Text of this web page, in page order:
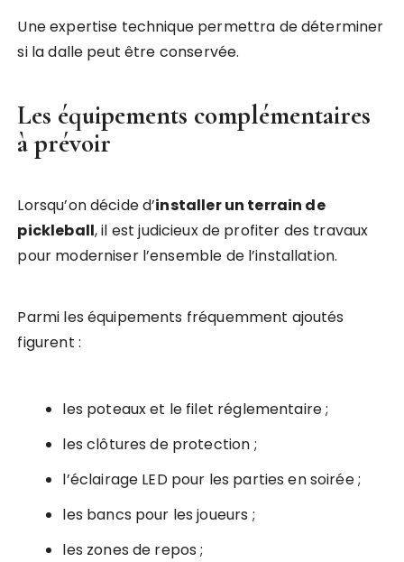
Une expertise technique permettra de déterminer
si la dalle peut être conservée.
Les équipements complémentaires
à prévoir
Lorsqu’on décide d’installer un terrain de
pickleball, il est judicieux de profiter des travaux
pour moderniser l’ensemble de l’installation.
Parmi les équipements fréquemment ajoutés
figurent :
les poteaux et le filet réglementaire ;
les clôtures de protection ;
l’éclairage LED pour les parties en soirée ;
les bancs pour les joueurs ;
les zones de repos ;